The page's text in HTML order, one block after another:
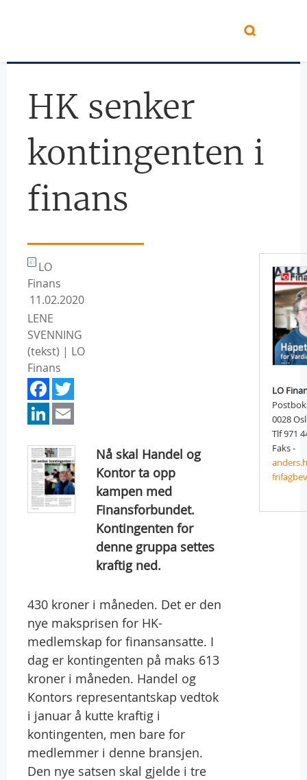
HK senker
kontingenten i
finans
LO
Finans
11.02.2020
LENE
SVENNING
(tekst) | LO
Finans
Facebook
LinkedIn
Nå skal Handel og
Kontor ta opp
kampen med
Finansforbundet.
Kontingenten for
denne gruppa settes
kraftig ned.
430 kroner i måneden. Det er den
nye maksprisen for HK-
medlemskap for finansansatte. I
dag er kontingenten på maks 613
kroner i måneden. Handel og
Kontors representantskap vedtok
i januar å kutte kraftig i
kontingenten, men bare for
medlemmer i denne bransjen.
Den nye satsen skal gjelde i tre
LO
0028
Tlf 971
Faks -